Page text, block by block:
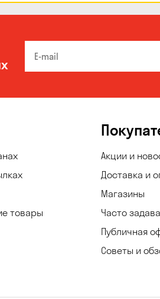
товары
Акции и
Доставка и
Магазины
Часто
Публичная
Советы и